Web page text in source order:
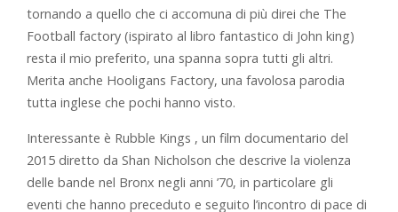
tornando a quello che ci accomuna di più direi che The
Football factory (ispirato al libro fantastico di John king)
resta il mio preferito, una spanna sopra tutti gli altri.
Merita anche Hooligans Factory, una favolosa parodia
tutta inglese che pochi hanno visto.
Interessante è Rubble Kings , un film documentario del
2015 diretto da Shan Nicholson che descrive la violenza
delle bande nel Bronx negli anni ’70, in particolare gli
eventi che hanno preceduto e seguito l’incontro di pace di